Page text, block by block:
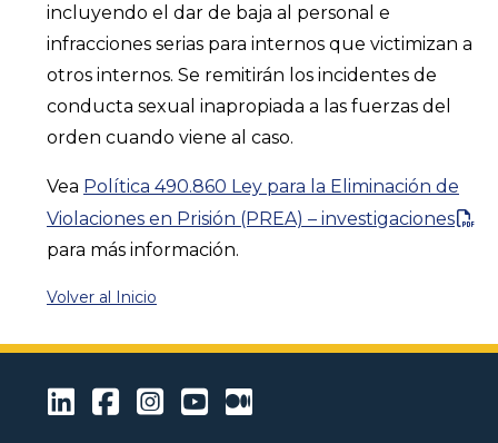
incluyendo el dar de baja al personal e
infracciones serias para internos que victimizan a
otros internos. Se remitirán los incidentes de
conducta sexual inapropiada a las fuerzas del
orden cuando viene al caso.
Vea Política 490.860 Ley para la Eliminación de
Violaciones en Prisión (PREA) – investigaciones
para más información.
Volver al Inicio
LinkedIn
Facebook
Instagram
Youtube
Medium